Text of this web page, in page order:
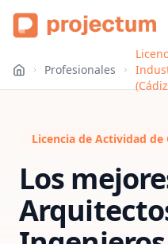
Profesionales
Licencia de Actividad
Los